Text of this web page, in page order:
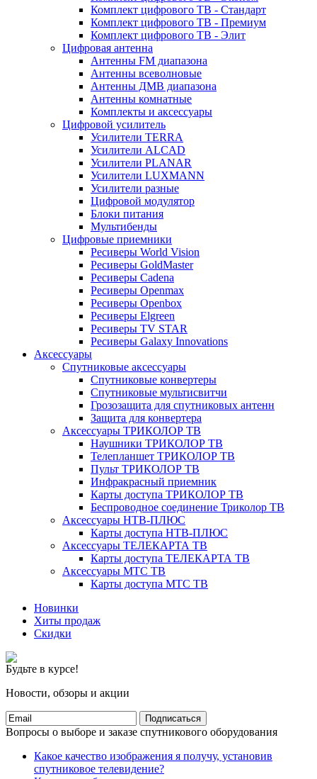
Комплект цифрового ТВ - Стандарт
Комплект цифрового ТВ - Премиум
Комплект цифрового ТВ - Элит
Цифровая антенна
Антенны FM диапазона
Антенны всеволновые
Антенны ДМВ диапазона
Антенны комнатные
Комплекты и аксессуары
Цифровой усилитель
Усилители TERRA
Усилители ALCAD
Усилители PLANAR
Усилители LUXMANN
Усилители разные
Цифровой модулятор
Блоки питания
Мультибенды
Цифровые приемники
Ресиверы World Vision
Ресиверы GoldMaster
Ресиверы Cadena
Ресиверы Openmax
Ресиверы Openbox
Ресиверы Elgreen
Ресиверы TV STAR
Ресиверы Galaxy Innovations
Аксессуары
Спутниковые аксессуары
Спутниковые конвертеры
Спутниковые мультисвитчи
Грозозащита для спутниковых антенн
Защита для конвертера
Аксессуары ТРИКОЛОР ТВ
Наушники ТРИКОЛОР ТВ
Телепланшет ТРИКОЛОР ТВ
Пульт ТРИКОЛОР ТВ
Инфракрасный приемник
Карты доступа ТРИКОЛОР ТВ
Беспроводное соединение Триколор ТВ
Аксессуары НТВ-ПЛЮС
Карты доступа НТВ-ПЛЮС
Аксессуары ТЕЛЕКАРТА ТВ
Карты доступа ТЕЛЕКАРТА ТВ
Аксессуары МТС ТВ
Карты доступа МТС ТВ
Новинки
Хиты продаж
Скидки
Будьте в курсе!
Новости, обзоры и акции
Подписаться
Вопросы о выборе и заказе спутникового оборудования
Какое качество изображения я получу, установив
спутниковое телевидение?